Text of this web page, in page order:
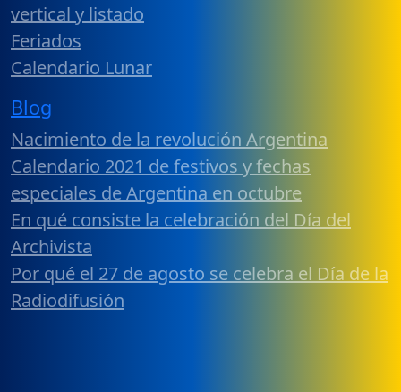
vertical y listado
Feriados
Calendario Lunar
Blog
Nacimiento de la revolución Argentina
Calendario 2021 de festivos y fechas
especiales de Argentina en octubre
En qué consiste la celebración del Día del
Archivista
Por qué el 27 de agosto se celebra el Día de la
Radiodifusión